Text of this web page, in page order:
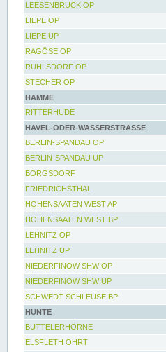
LEESENBRÜCK OP
LIEPE OP
LIEPE UP
RAGÖSE OP
RUHLSDORF OP
STECHER OP
HAMME
RITTERHUDE
HAVEL-ODER-WASSERSTRASSE
BERLIN-SPANDAU OP
BERLIN-SPANDAU UP
BORGSDORF
FRIEDRICHSTHAL
HOHENSAATEN WEST AP
HOHENSAATEN WEST BP
LEHNITZ OP
LEHNITZ UP
NIEDERFINOW SHW OP
NIEDERFINOW SHW UP
SCHWEDT SCHLEUSE BP
HUNTE
BUTTELERHÖRNE
ELSFLETH OHRT